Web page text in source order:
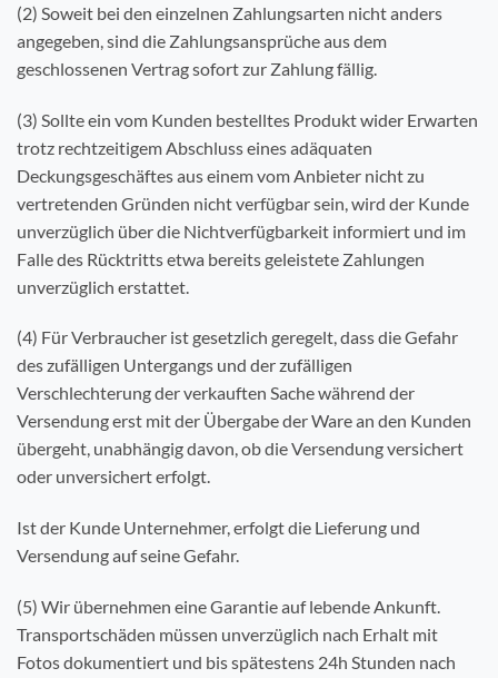
(2) Soweit bei den einzelnen Zahlungsarten nicht anders
angegeben, sind die Zahlungsansprüche aus dem
geschlossenen Vertrag sofort zur Zahlung fällig.
(3) Sollte ein vom Kunden bestelltes Produkt wider Erwarten
trotz rechtzeitigem Abschluss eines adäquaten
Deckungsgeschäftes aus einem vom Anbieter nicht zu
vertretenden Gründen nicht verfügbar sein, wird der Kunde
unverzüglich über die Nichtverfügbarkeit informiert und im
Falle des Rücktritts etwa bereits geleistete Zahlungen
unverzüglich erstattet.
(4) Für Verbraucher ist gesetzlich geregelt, dass die Gefahr
des zufälligen Untergangs und der zufälligen
Verschlechterung der verkauften Sache während der
Versendung erst mit der Übergabe der Ware an den Kunden
übergeht, unabhängig davon, ob die Versendung versichert
oder unversichert erfolgt.
Ist der Kunde Unternehmer, erfolgt die Lieferung und
Versendung auf seine Gefahr.
(5) Wir übernehmen eine Garantie auf lebende Ankunft.
Transportschäden müssen unverzüglich nach Erhalt mit
Fotos dokumentiert und bis spätestens 24h Stunden nach